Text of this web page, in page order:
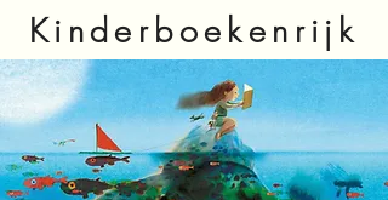
Kinderboekenrijk